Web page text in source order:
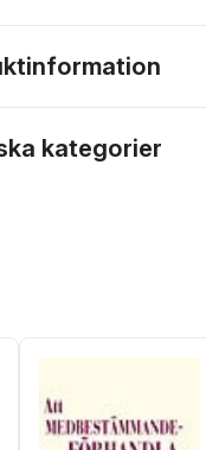
kategorier